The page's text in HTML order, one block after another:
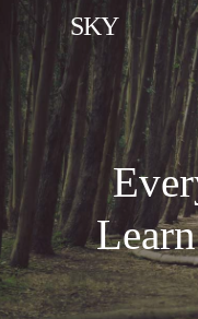
Skip
main
content
SKY